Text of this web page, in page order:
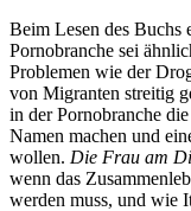
Beim Lesen des Buchs
Pornobranche sei
Problemen wie der
von Migranten streitig
in der Pornobranche
Namen machen und
wollen. Die Frau am
wenn das
werden muss, und wie